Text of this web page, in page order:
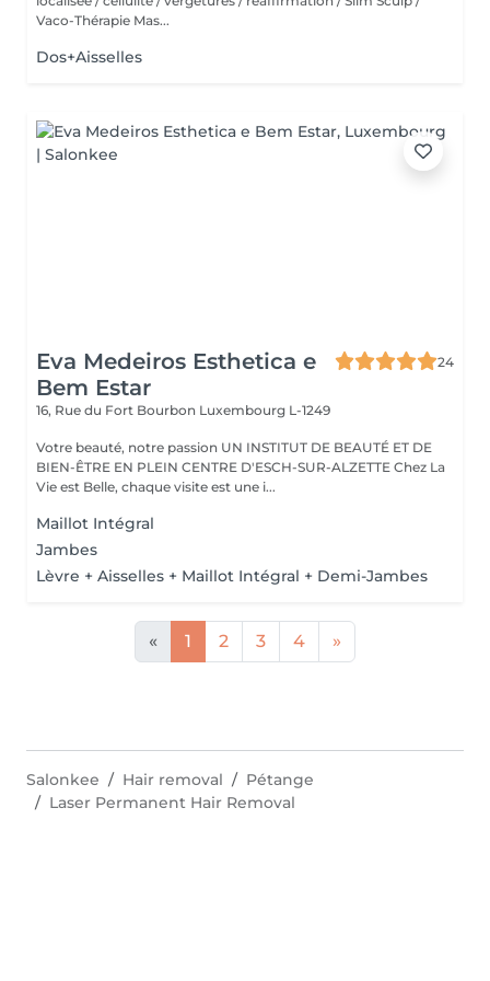
Vaco-Thérapie Mas...
Dos+Aisselles
Eva Medeiros Esthetica e
Bem Estar
24
16, Rue du Fort Bourbon Luxembourg L-1249
Votre beauté, notre passion UN INSTITUT DE BEAUTÉ ET DE
BIEN-ÊTRE EN PLEIN CENTRE D'ESCH-SUR-ALZETTE Chez La
Vie est Belle, chaque visite est une i...
Maillot Intégral
Jambes
Lèvre + Aisselles + Maillot Intégral + Demi-Jambes
« 1 2 3 4 »
Salonkee Hair removal
Pétange
Laser Permanent Hair Removal